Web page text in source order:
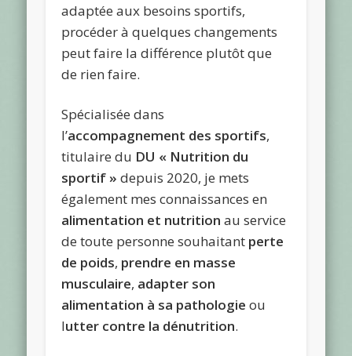
adaptée aux besoins sportifs,
procéder à quelques changements
peut faire la différence plutôt que
de rien faire.
Spécialisée dans
l’accompagnement des sportifs,
titulaire du DU « Nutrition du
sportif » depuis 2020, je mets
également mes connaissances en
alimentation et nutrition au service
de toute personne souhaitant perte
de poids, prendre en masse
musculaire, adapter son
alimentation à sa pathologie ou
lutter contre la dénutrition.